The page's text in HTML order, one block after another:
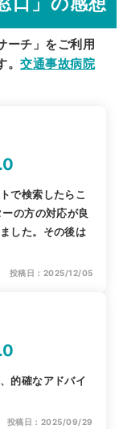
ーチ」をご利用
。交通事故病院
で検索したらこ
の方の対応が良
した。その後は
投稿日：2025/12/05
的確なアドバイ
投稿日：2025/09/29